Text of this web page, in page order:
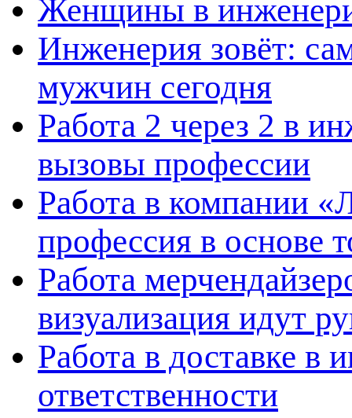
Женщины в
Инженерия зовёт:
мужчин сегодня
Работа 2 через 2 в
вызовы профессии
Работа в компании
профессия в основе
Работа
визуализация идут
Работа в доставке в
ответственности